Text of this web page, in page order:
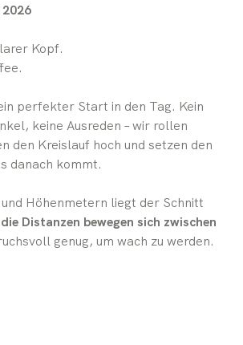
Kopf.
perfekter Start in den Tag. Kein
keine Ausreden – wir rollen
den Kreislauf hoch und setzen den
danach kommt.
Höhenmetern liegt der Schnitt
Distanzen bewegen sich zwischen
genug, um wach zu werden.